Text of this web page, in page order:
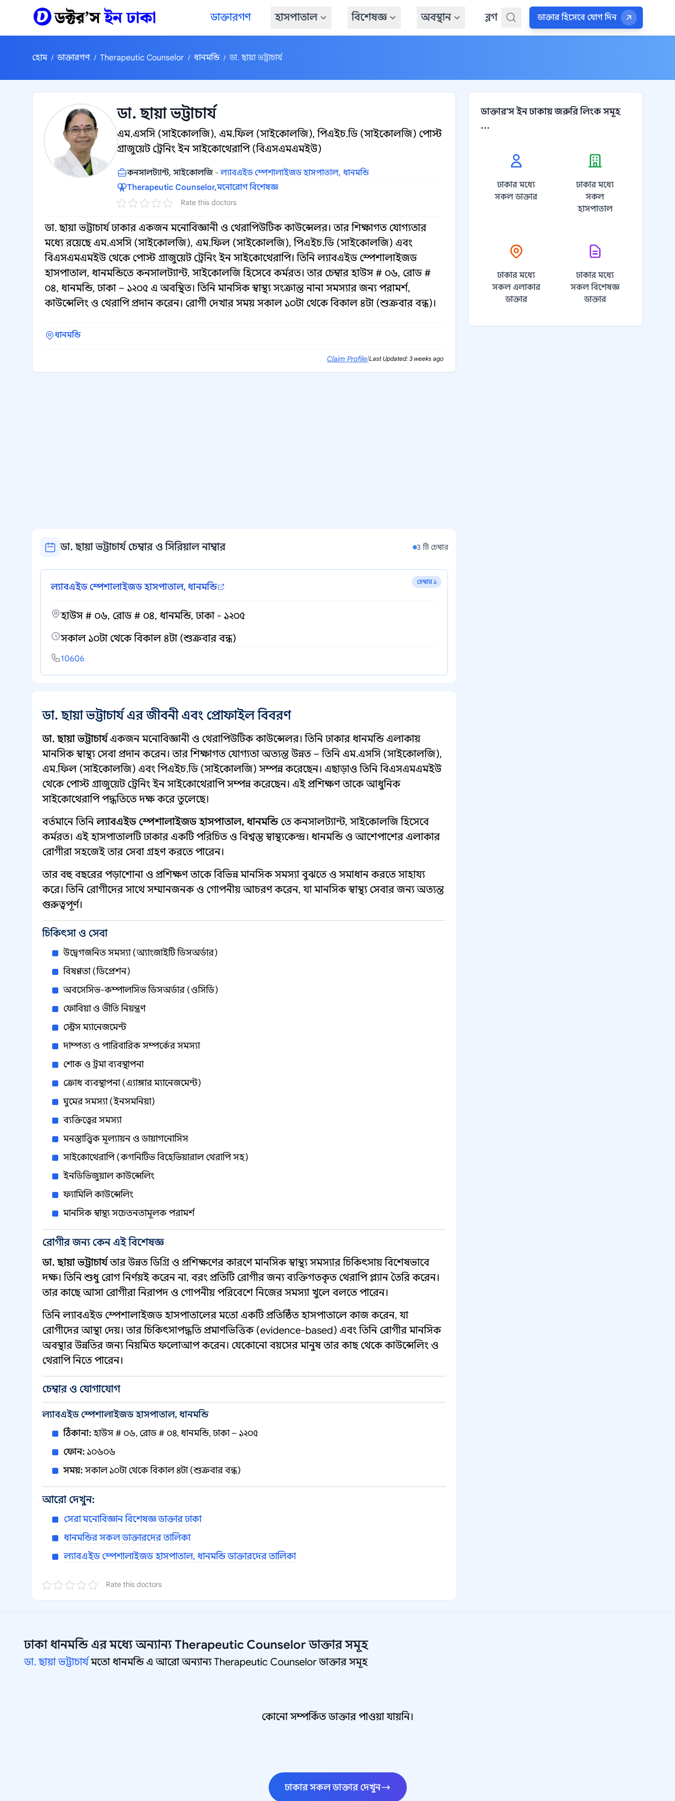
ডাক্তারগণ হাসপাতাল বিশেষজ্ঞ অবস্থান ব্লগ ডাক্তার হিসেবে যোগ দিন
হোম / ডাক্তারগণ / Therapeutic Counselor / ধানমন্ডি / ডা. ছায়া ভট্টাচার্য
ডা. ছায়া ভট্টাচার্য
এম.এসসি (সাইকোলজি), এম.ফিল (সাইকোলজি), পিএইচ.ডি (সাইকোলজি) পোস্ট
গ্রাজুয়েট ট্রেনিং ইন সাইকোথেরাপি (বিএসএমএমইউ)
কনসালট্যান্ট, সাইকোলজি -ল্যাবএইড স্পেশালাইজড হাসপাতাল, ধানমন্ডি
Therapeutic Counselor,মনোরোগ বিশেষজ্ঞ
Rate this doctors
ডা. ছায়া ভট্টাচার্য ঢাকার একজন মনোবিজ্ঞানী ও থেরাপিউটিক কাউন্সেলর। তার শিক্ষাগত যোগ্যতার
মধ্যে রয়েছে এম.এসসি (সাইকোলজি), এম.ফিল (সাইকোলজি), পিএইচ.ডি (সাইকোলজি) এবং
বিএসএমএমইউ থেকে পোস্ট গ্রাজুয়েট ট্রেনিং ইন সাইকোথেরাপি। তিনি ল্যাবএইড স্পেশালাইজড
হাসপাতাল, ধানমন্ডিতে কনসালট্যান্ট, সাইকোলজি হিসেবে কর্মরত। তার চেম্বার হাউস # ০৬, রোড #
০৪, ধানমন্ডি, ঢাকা – ১২০৫ এ অবস্থিত। তিনি মানসিক স্বাস্থ্য সংক্রান্ত নানা সমস্যার জন্য পরামর্শ,
কাউন্সেলিং ও থেরাপি প্রদান করেন। রোগী দেখার সময় সকাল ১০টা থেকে বিকাল ৪টা (শুক্রবার বন্ধ)।
ধানমন্ডি
Claim Profile|Last Updated: 3 weeks ago
ডা. ছায়া ভট্টাচার্য চেম্বার ও সিরিয়াল নাম্বার 3 টি চেম্বার
চেম্বার ১
ল্যাবএইড স্পেশালাইজড হাসপাতাল, ধানমন্ডি
হাউস # ০৬, রোড # ০৪, ধানমন্ডি, ঢাকা - ১২০৫
সকাল ১০টা থেকে বিকাল ৪টা (শুক্রবার বন্ধ)
10606
ডা. ছায়া ভট্টাচার্য এর জীবনী এবং প্রোফাইল বিবরণ
ডা. ছায়া ভট্টাচার্যএকজন মনোবিজ্ঞানী ও থেরাপিউটিক কাউন্সেলর। তিনি ঢাকার ধানমন্ডি এলাকায়
মানসিক স্বাস্থ্য সেবা প্রদান করেন। তার শিক্ষাগত যোগ্যতা অত্যন্ত উন্নত – তিনি এম.এসসি (সাইকোলজি),
এম.ফিল (সাইকোলজি) এবং পিএইচ.ডি (সাইকোলজি) সম্পন্ন করেছেন। এছাড়াও তিনি বিএসএমএমইউ
থেকে পোস্ট গ্রাজুয়েট ট্রেনিং ইন সাইকোথেরাপি সম্পন্ন করেছেন। এই প্রশিক্ষণ তাকে আধুনিক
সাইকোথেরাপি পদ্ধতিতে দক্ষ করে তুলেছে।
বর্তমানে তিনিল্যাবএইড স্পেশালাইজড হাসপাতাল, ধানমন্ডিতে কনসালট্যান্ট, সাইকোলজি হিসেবে
কর্মরত। এই হাসপাতালটি ঢাকার একটি পরিচিত ও বিশ্বস্ত স্বাস্থ্যকেন্দ্র। ধানমন্ডি ও আশেপাশের এলাকার
রোগীরা সহজেই তার সেবা গ্রহণ করতে পারেন।
তার বহু বছরের পড়াশোনা ও প্রশিক্ষণ তাকে বিভিন্ন মানসিক সমস্যা বুঝতে ও সমাধান করতে সাহায্য
করে। তিনি রোগীদের সাথে সম্মানজনক ও গোপনীয় আচরণ করেন, যা মানসিক স্বাস্থ্য সেবার জন্য অত্যন্ত
গুরুত্বপূর্ণ।
চিকিৎসা ও সেবা
উদ্বেগজনিত সমস্যা (অ্যাংজাইটি ডিসঅর্ডার)
বিষণ্ণতা (ডিপ্রেশন)
অবসেসিভ-কম্পালসিভ ডিসঅর্ডার (ওসিডি)
ফোবিয়া ও ভীতি নিয়ন্ত্রণ
স্ট্রেস ম্যানেজমেন্ট
দাম্পত্য ও পারিবারিক সম্পর্কের সমস্যা
শোক ও ট্রমা ব্যবস্থাপনা
ক্রোধ ব্যবস্থাপনা (এ্যাঙ্গার ম্যানেজমেন্ট)
ঘুমের সমস্যা (ইনসমনিয়া)
ব্যক্তিত্বের সমস্যা
মনস্তাত্ত্বিক মূল্যায়ন ও ডায়াগনোসিস
সাইকোথেরাপি (কগনিটিভ বিহেভিয়ারাল থেরাপি সহ)
ইনডিভিজুয়াল কাউন্সেলিং
ফ্যামিলি কাউন্সেলিং
মানসিক স্বাস্থ্য সচেতনতামূলক পরামর্শ
রোগীর জন্য কেন এই বিশেষজ্ঞ
ডা. ছায়া ভট্টাচার্যতার উন্নত ডিগ্রি ও প্রশিক্ষণের কারণে মানসিক স্বাস্থ্য সমস্যার চিকিৎসায় বিশেষভাবে
দক্ষ। তিনি শুধু রোগ নির্ণয়ই করেন না, বরং প্রতিটি রোগীর জন্য ব্যক্তিগতকৃত থেরাপি প্ল্যান তৈরি করেন।
তার কাছে আসা রোগীরা নিরাপদ ও গোপনীয় পরিবেশে নিজের সমস্যা খুলে বলতে পারেন।
তিনি ল্যাবএইড স্পেশালাইজড হাসপাতালের মতো একটি প্রতিষ্ঠিত হাসপাতালে কাজ করেন, যা
রোগীদের আস্থা দেয়। তার চিকিৎসাপদ্ধতি প্রমাণভিত্তিক (evidence-based) এবং তিনি রোগীর মানসিক
অবস্থার উন্নতির জন্য নিয়মিত ফলোআপ করেন। যেকোনো বয়সের মানুষ তার কাছ থেকে কাউন্সেলিং ও
থেরাপি নিতে পারেন।
চেম্বার ও যোগাযোগ
ল্যাবএইড স্পেশালাইজড হাসপাতাল, ধানমন্ডি
ঠিকানা:হাউস # ০৬, রোড # ০৪, ধানমন্ডি, ঢাকা – ১২০৫
ফোন: ১০৬০৬
সময়:সকাল ১০টা থেকে বিকাল ৪টা (শুক্রবার বন্ধ)
আরো দেখুন:
সেরা মনোবিজ্ঞান বিশেষজ্ঞ ডাক্তার ঢাকা
ধানমন্ডির সকল ডাক্তারদের তালিকা
ল্যাবএইড স্পেশালাইজড হাসপাতাল, ধানমন্ডি ডাক্তারদের তালিকা
Rate this doctors
ডাক্তার'স ইন ঢাকায় জরুরি লিংক সমূহ
...
ঢাকার মধ্যে
সকল ডাক্তার
ঢাকার মধ্যে
সকল
হাসপাতাল
ঢাকার মধ্যে
সকল এলাকার
ডাক্তার
ঢাকার মধ্যে
সকল বিশেষজ্ঞ
ডাক্তার
ঢাকা ধানমন্ডি এর মধ্যে অন্যান্যTherapeutic Counselor ডাক্তার সমূহ
ডা. ছায়া ভট্টাচার্যমতো ধানমন্ডি এ আরো অন্যান্য Therapeutic Counselor ডাক্তার সমূহ
কোনো সম্পর্কিত ডাক্তার পাওয়া যায়নি।
ঢাকার সকল ডাক্তার দেখুন